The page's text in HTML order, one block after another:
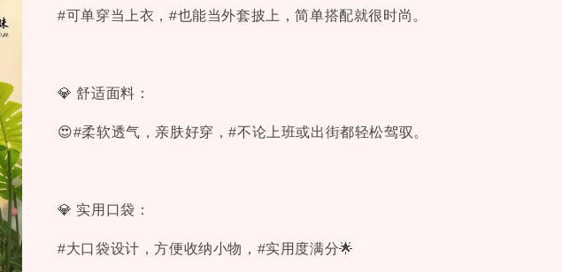
#可单穿当上衣，#也能当外套披上，简单搭配就很时尚。
💎 舒适面料：
😍#柔软透气，亲肤好穿，#不论上班或出街都轻松驾驭。
💎 实用口袋：
#大口袋设计，方便收纳小物，#实用度满分🌟